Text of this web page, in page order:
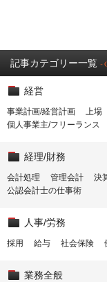
記事カテゴリー一覧 -
経営
事業計画/経営計画 上場
個人事業主/フリーランス
経理/財務
会計処理 管理会計 決
公認会計士の仕事術
人事/労務
採用 給与 社会保険
業務全般